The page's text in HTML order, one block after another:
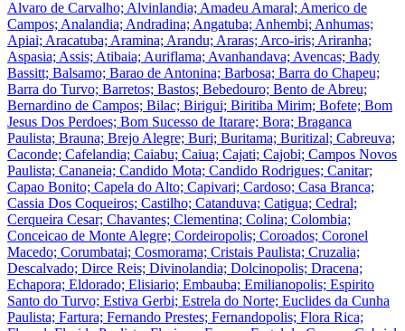
Alvaro de Carvalho; Alvinlandia; Amadeu Amaral; Americo de
Campos; Analandia; Andradina; Angatuba; Anhembi; Anhumas;
Apiai; Aracatuba; Aramina; Arandu; Araras; Arco-iris; Ariranha;
Aspasia; Assis; Atibaia; Auriflama; Avanhandava; Avencas; Bady
Bassitt; Balsamo; Barao de Antonina; Barbosa; Barra do Chapeu;
Barra do Turvo; Barretos; Bastos; Bebedouro; Bento de Abreu;
Bernardino de Campos; Bilac; Birigui; Biritiba Mirim; Bofete; Bom
Jesus Dos Perdoes; Bom Sucesso de Itarare; Bora; Braganca
Paulista; Brauna; Brejo Alegre; Buri; Buritama; Buritizal; Cabreuva;
Caconde; Cafelandia; Caiabu; Caiua; Cajati; Cajobi; Campos Novos
Paulista; Cananeia; Candido Mota; Candido Rodrigues; Canitar;
Capao Bonito; Capela do Alto; Capivari; Cardoso; Casa Branca;
Cassia Dos Coqueiros; Castilho; Catanduva; Catigua; Cedral;
Cerqueira Cesar; Chavantes; Clementina; Colina; Colombia;
Conceicao de Monte Alegre; Cordeiropolis; Coroados; Coronel
Macedo; Corumbatai; Cosmorama; Cristais Paulista; Cruzalia;
Descalvado; Dirce Reis; Divinolandia; Dolcinopolis; Dracena;
Echapora; Eldorado; Elisiario; Embauba; Emilianopolis; Espirito
Santo do Turvo; Estiva Gerbi; Estrela do Norte; Euclides da Cunha
Paulista; Fartura; Fernando Prestes; Fernandopolis; Flora Rica;